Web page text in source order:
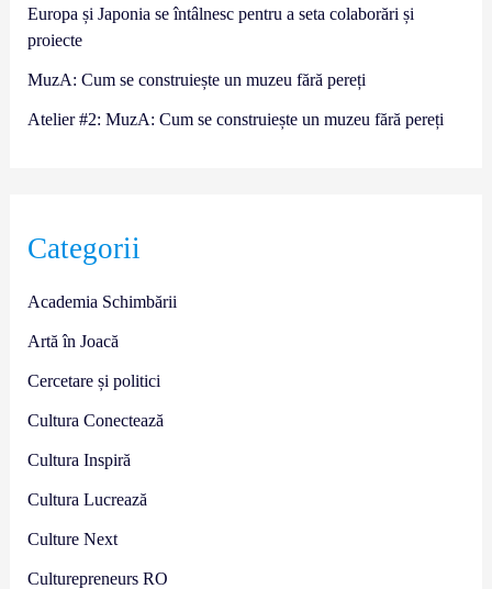
Europa și Japonia se întâlnesc pentru a seta colaborări și
proiecte
MuzA: Cum se construiește un muzeu fără pereți
Atelier #2: MuzA: Cum se construiește un muzeu fără pereți
Categorii
Academia Schimbării
Artă în Joacă
Cercetare și politici
Cultura Conectează
Cultura Inspiră
Cultura Lucrează
Culture Next
Culturepreneurs RO